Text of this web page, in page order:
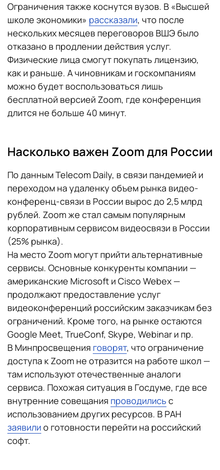
Ограничения также коснутся вузов. В «Высшей
школе экономики» рассказали, что после
нескольких месяцев переговоров ВШЭ было
отказано в продлении действия услуг.
Физические лица смогут покупать лицензию,
как и раньше. А чиновникам и госкомпаниям
можно будет воспользоваться лишь
бесплатной версией Zoom, где конференция
длится не больше 40 минут.
Насколько важен Zoom для России
По данным Telecom Daily, в связи пандемией и
переходом на удаленку объем рынка видео-
конференц-связи в России вырос до 2,5 млрд
рублей. Zoom же стал самым популярным
корпоративным сервисом видеосвязи в России
(25% рынка).
На место Zoom могут прийти альтернативные
сервисы. Основные конкуренты компании —
американские Microsoft и Cisco Webex —
продолжают предоставление услуг
видеоконференций российским заказчикам без
ограничений. Кроме того, на рынке остаются
Google Meet, TrueConf, Skype, Webinar и пр.
В Минпросвещения говорят, что ограничение
доступа к Zoom не отразится на работе школ —
там используют отечественные аналоги
сервиса. Похожая ситуация в Госдуме, где все
внутренние совещания проводились с
использованием других ресурсов. В РАН
заявили о готовности перейти на российский
софт.